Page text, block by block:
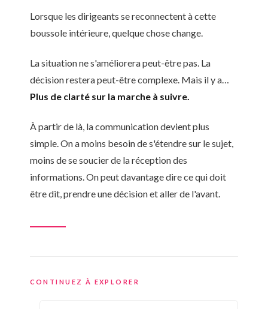
Lorsque les dirigeants se reconnectent à cette
boussole intérieure, quelque chose change.
La situation ne s'améliorera peut-être pas. La
décision restera peut-être complexe. Mais il y a…
Plus de clarté sur la marche à suivre.
À partir de là, la communication devient plus
simple. On a moins besoin de s'étendre sur le sujet,
moins de se soucier de la réception des
informations. On peut davantage dire ce qui doit
être dit, prendre une décision et aller de l'avant.
CONTINUEZ À EXPLORER